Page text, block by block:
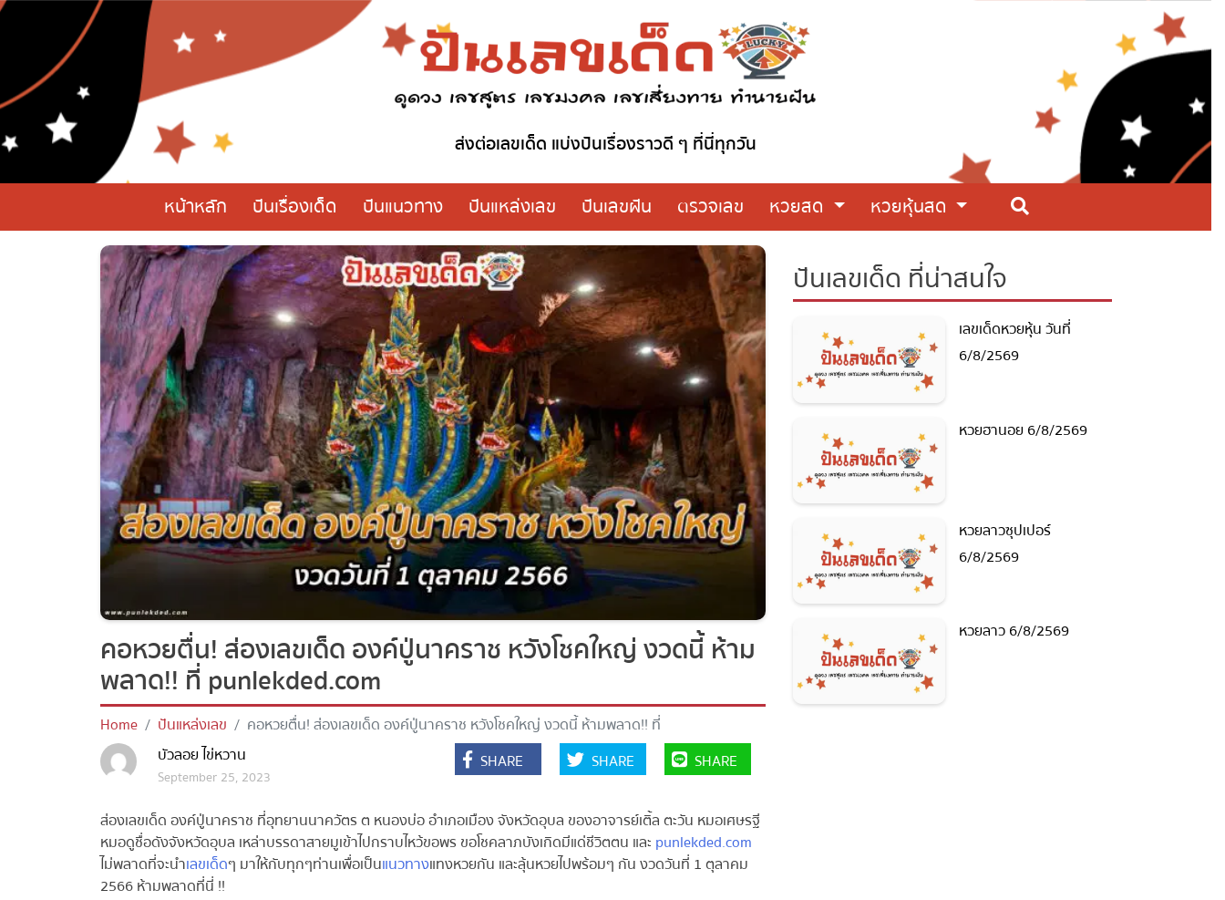
ส่งต่อเลขเด็ด แบ่งปันเรื่องราวดี ๆ ที่นี่ทุกวัน
หน้าหลัก ปันเรื่องเด็ด ปันแนวทาง ปันแหล่งเลข ปันเลขฝัน ตรวจเลข หวยสด หวยหุ้นสด
คอหวยตื่น! ส่องเลขเด็ด องค์ปู่นาคราช หวังโชคใหญ่ งวดนี้ ห้าม
พลาด!! ที่ punlekded.com
Home ปันแหล่งเลข
คอหวยตื่น! ส่องเลขเด็ด องค์ปู่นาคราช หวังโชคใหญ่ งวดนี้ ห้ามพลาด!! ที่
punlekded.com
บัวลอย ไข่หวาน
September 25, 2023
SHARE SHARE SHARE
ส่องเลขเด็ด องค์ปู่นาคราช ที่อุทยานนาควัตร ต หนองบ่อ อำเภอเมือง จังหวัดอุบล ของอาจารย์เติ้ล ตะวัน หมอเศษรฐี
หมอดูชื่อดังจังหวัดอุบล เหล่าบรรดาสายมูเข้าไปกราบไหว้ขอพร ขอโชคลาภบังเกิดมีแด่ชีวิตตน และ punlekded.com
ไม่พลาดที่จะนำเลขเด็ดๆ มาให้กับทุกๆท่านเพื่อเป็นแนวทางแทงหวยกัน และลุ้นหวยไปพร้อมๆ กัน งวดวันที่ 1 ตุลาคม
2566 ห้ามพลาดที่นี่ !!
ปันเลขเด็ด ที่น่าสนใจ
เลขเด็ดหวยหุ้น วันที่
6/8/2569
หวยฮานอย 6/8/2569
หวยลาวซุปเปอร์
6/8/2569
หวยลาว 6/8/2569